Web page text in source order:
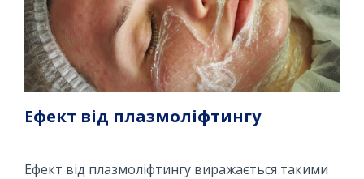
Ефект від плазмоліфтингу
Ефект від плазмоліфтингу виражається такими